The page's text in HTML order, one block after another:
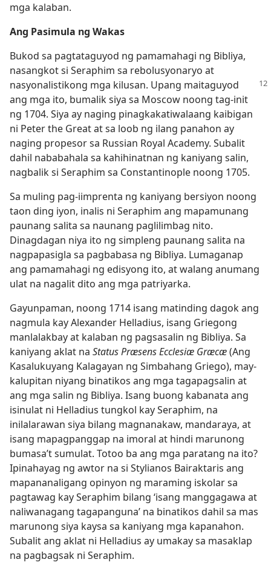
mga kalaban.
Ang Pasimula ng Wakas
Bukod sa pagtataguyod ng pamamahagi ng Bibliya,
nasangkot si Seraphim sa rebolusyonaryo at
nasyonalistikong mga kilusan. Upang maitaguyod
ang mga ito, bumalik siya sa Moscow noong tag-init
ng 1704. Siya ay naging pinagkakatiwalaang kaibigan
ni Peter the Great at sa loob ng ilang panahon ay
naging propesor sa Russian Royal Academy. Subalit
dahil nababahala sa kahihinatnan ng kaniyang salin,
nagbalik si Seraphim sa Constantinople noong 1705.
Sa muling pag-iimprenta ng kaniyang bersiyon noong
taon ding iyon, inalis ni Seraphim ang mapamunang
paunang salita sa naunang paglilimbag nito.
Dinagdagan niya ito ng simpleng paunang salita na
nagpapasigla sa pagbabasa ng Bibliya. Lumaganap
ang pamamahagi ng edisyong ito, at walang anumang
ulat na nagalit dito ang mga patriyarka.
Gayunpaman, noong 1714 isang matinding dagok ang
nagmula kay Alexander Helladius, isang Griegong
manlalakbay at kalaban ng pagsasalin ng Bibliya. Sa
kaniyang aklat na Status Præsens Ecclesiæ Græcæ(Ang
Kasalukuyang Kalagayan ng Simbahang Griego), may-
kalupitan niyang binatikos ang mga tagapagsalin at
ang mga salin ng Bibliya. Isang buong kabanata ang
isinulat ni Helladius tungkol kay Seraphim, na
inilalarawan siya bilang magnanakaw, mandaraya, at
isang mapagpanggap na imoral at hindi marunong
bumasa’t sumulat. Totoo ba ang mga paratang na ito?
Ipinahayag ng awtor na si Stylianos Bairaktaris ang
mapananaligang opinyon ng maraming iskolar sa
pagtawag kay Seraphim bilang ‘isang manggagawa at
naliwanagang tagapanguna’ na binatikos dahil sa mas
marunong siya kaysa sa kaniyang mga kapanahon.
Subalit ang aklat ni Helladius ay umakay sa masaklap
na pagbagsak ni Seraphim.